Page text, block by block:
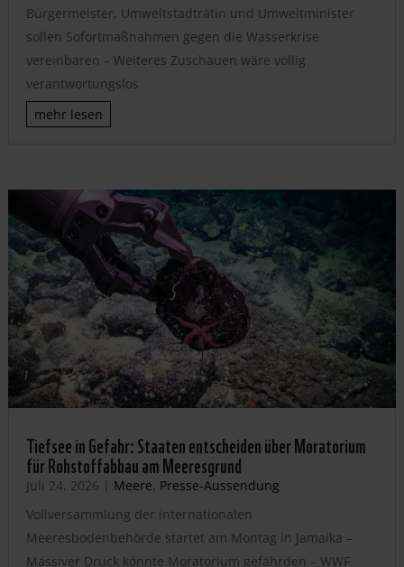
Bürgermeister, Umweltstadträtin und Umweltminister
sollen Sofortmaßnahmen gegen die Wasserkrise
vereinbaren – Weiteres Zuschauen wäre völlig
verantwortungslos
mehr lesen
Tiefsee in Gefahr: Staaten entscheiden über Moratorium
für Rohstoffabbau am Meeresgrund
Juli 24, 2026 | Meere, Presse-Aussendung
Vollversammlung der internationalen
Meeresbodenbehörde startet am Montag in Jamaika –
Massiver Druck könnte Moratorium gefährden – WWF